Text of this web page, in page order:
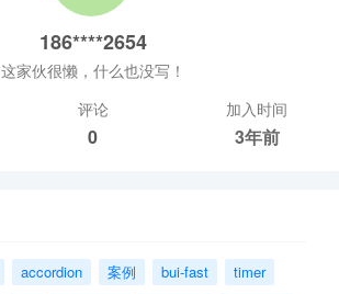
186****2654
这家伙很懒，什么也没写！
评论
0
加入时间
3年前
accordion 案例 bui-fast
timer